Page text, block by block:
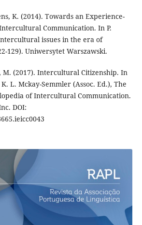
K. (2014). Towards an Experience-
Communication. In P.
issues in the era of
129). Uniwersytet Warszawski.
M. (2017). Intercultural Citizenship. In
L. Mckay-Semmler (Assoc. Ed.), The
of Intercultural Communication.
DOI: